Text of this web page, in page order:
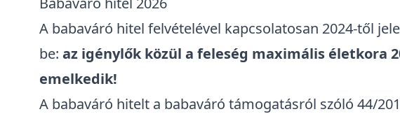
A babaváró hitel felvételével kapcsolatosan 2024-től
be: az igénylők közül a feleség maximális életkora
emelkedik!
A babaváró hitelt a babaváró támogatásról szóló 44/